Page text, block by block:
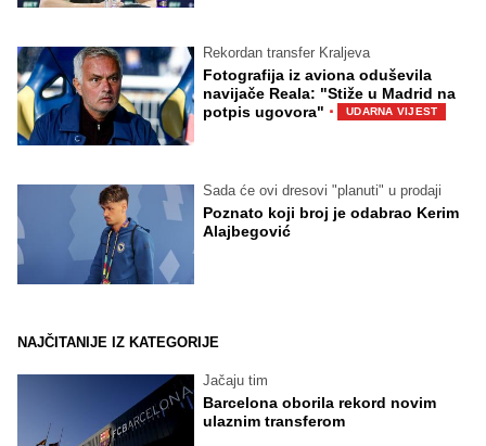
Rekordan transfer Kraljeva
Fotografija iz aviona oduševila
navijače Reala: "Stiže u Madrid na
potpis ugovora" · UDARNA VIJEST
Sada će ovi dresovi "planuti" u prodaji
Poznato koji broj je odabrao Kerim
Alajbegović
NAJČITANIJE IZ KATEGORIJE
Jačaju tim
Barcelona oborila rekord novim
ulaznim transferom